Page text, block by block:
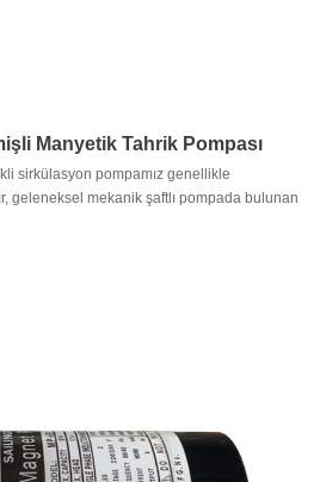
Manyetik Tahrik Pompası
sirkülasyon pompamız genellikle
geleneksel mekanik şaftlı pompada bulunan
sıvı taşıma pompasıdır.